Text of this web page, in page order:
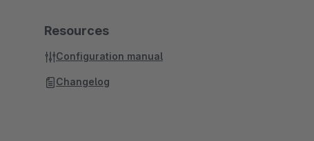
Resources
Configuration manual
Changelog